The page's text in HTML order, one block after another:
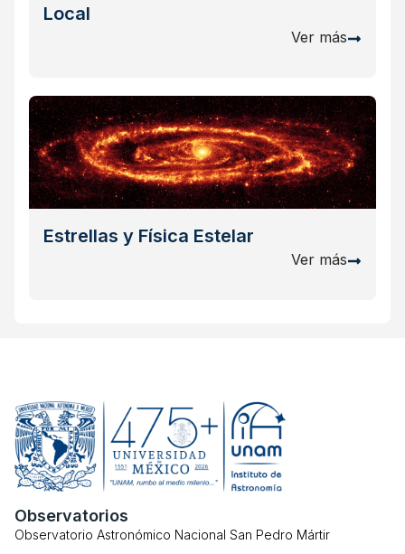
Local
Ver más
Estrellas y Física Estelar
Ver más
Observatorios
Observatorio Astronómico Nacional San Pedro Mártir